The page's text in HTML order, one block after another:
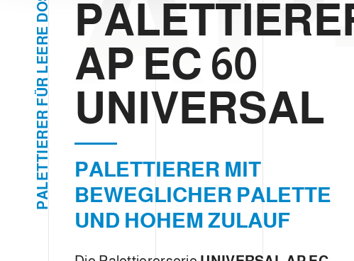
l
g
u
n
g
s
a
w
a
l
P
A
L
E
T
T
I
E
R
E
R
F
Ü
R
L
E
E
R
E
D
O
AP EC 60
UNIVERSAL
PALETTIERER MIT
BEWEGLICHER PALETTE
UND HOHEM ZULAUF